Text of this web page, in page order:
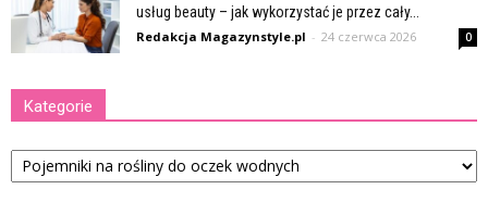
usług beauty – jak wykorzystać je przez cały...
Redakcja Magazynstyle.pl - 24 czerwca 2026 0
Kategorie
Kategorie